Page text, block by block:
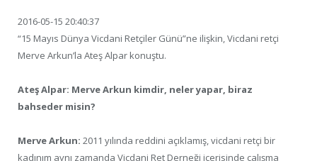
2016-05-15 20:40:37
“15 Mayıs Dünya Vicdani Retçiler Günü”ne ilişkin, Vicdani retçi
Merve Arkun’la Ateş Alpar konuştu.
Ateş Alpar: Merve Arkun kimdir, neler yapar, biraz
bahseder misin?
Merve Arkun: 2011 yılında reddini açıklamış, vicdani retçi bir
kadınım aynı zamanda Vicdani Ret Derneği içerisinde çalışma